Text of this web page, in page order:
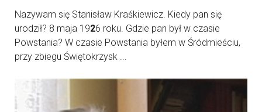
Nazywam się Stanisław Kraśkiewicz. Kiedy pan się
urodził? 8 maja 1926 roku. Gdzie pan był w czasie
Powstania? W czasie Powstania byłem w Śródmieściu,
przy zbiegu Świętokrzysk ...